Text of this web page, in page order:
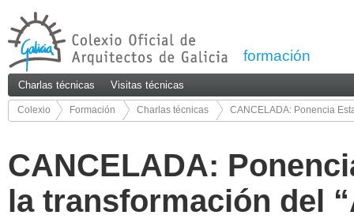
formación
Charlas técnicas Visitas técnicas
Colexio Formación Charlas técnicas CANCELADA: Ponencia
CANCELADA:
la transformación del